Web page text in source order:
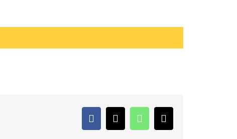
FacebookTwitterWhatsApp
E-
Mail